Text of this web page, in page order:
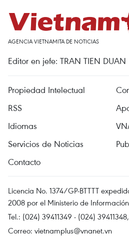
AGENCIA VIETNAMITA DE NOTICIAS
Editor en jefe: TRAN TIEN DUAN
Propiedad Intelectual
RSS
Idiomas
Servicios de Noticias
Contacto
Licencia No. 1374/GP-BTTTT
2008 por el Ministerio de
Tel.: (024) 39411349 - (024)
Correo: vietnamplus@vnanet.vn